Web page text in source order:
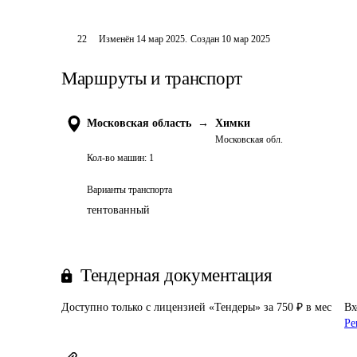
22 Изменён 14 мар 2025. Создан 10 мар 2025
Маршруты и транспорт
Московская область → Химки
Московская обл.
Кол-во машин: 1
Варианты транспорта
тентованный
Тендерная документация
Доступно только с лицензией «Тендеры» за 750 ₽ в мес